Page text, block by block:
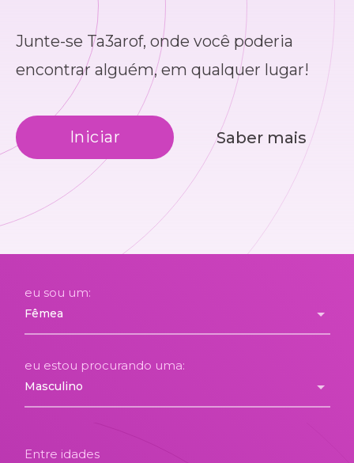
Junte-se Ta3arof, onde você poderia
encontrar alguém, em qualquer lugar!
Iniciar Saber mais
eu sou um:
eu estou procurando uma:
Entre idades